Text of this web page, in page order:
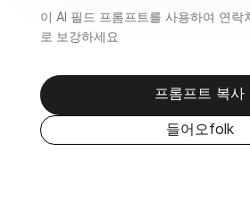
이 AI 필드 프롬프트를 사용하여 연락
로 보강하세요
프롬프트 복사
들어오folk